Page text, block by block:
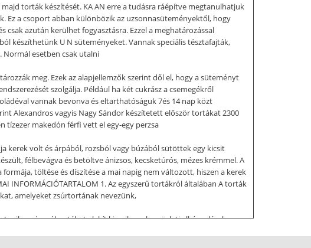
torták készítését. KA AN erre a tudásra ráépítve megtanulhatjuk
Ez a csoport abban különbözik az uzsonnasüteményektől, hogy
azután kerülhet fogyasztásra. Ezzel a meghatározással
készíthetünk U N süteményeket. Vannak speciális tésztafajták,
esetben csak utalni
meg. Ezek az alapjellemzők szerint dől el, hogy a süteményt
szolgálja. Például ha két cukrász a csemegékről
vannak bevonva és eltarthatóságuk 7és 14 nap közt
Alexandros vagyis Nagy Sándor készítetett először tortákat 2300
tízezer makedón férfi vett el egy-egy perzsa
kerek volt és árpából, rozsból vagy búzából sütöttek egy kicsit
félbevágva és betöltve ánizsos, kecsketúrós, mézes krémmel. A
töltése és díszítése a mai napig nem változott, hiszen a kerek
INFORMÁCIÓTARTALOM 1. Az egyszerű tortákról általában A torták
amelyeket zsúrtortának nevezünk,
milyen áruválasztékot alakít ki, milyenek az üzleti elképzelések.